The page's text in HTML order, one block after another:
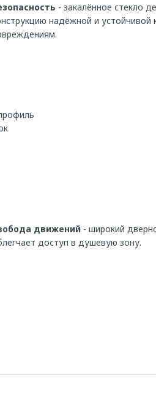
- закалённое стекло
надёжной и устойчивой
движений - широкий
доступ в душевую зону.